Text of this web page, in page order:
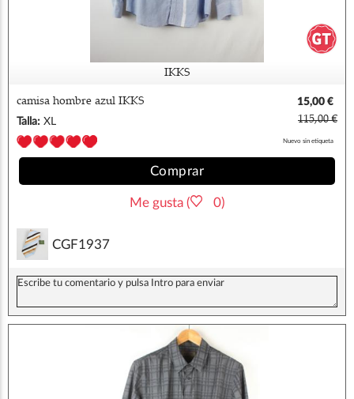
IKKS
camisa hombre azul IKKS
15,00 €
Talla: XL 115,00 €
Nuevo sin etiqueta
Comprar
Me gusta ( 0)
CGF1937